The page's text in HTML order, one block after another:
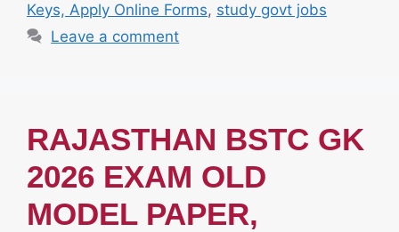
Keys, Apply Online Forms, study govt jobs
Leave a comment
RAJASTHAN BSTC GK
2026 EXAM OLD
MODEL PAPER,